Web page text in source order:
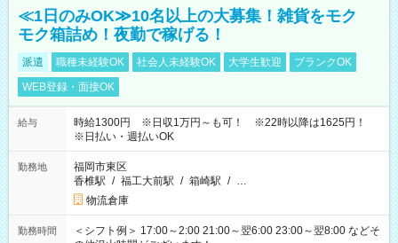
≪1日のみOK≫10名以上の大募集！雑貨をモク
モク箱詰め！夜勤で稼げる！
派遣 職種未経験OK 社会人未経験OK 大学生歓迎
ブランクOK
WEB登録・面接OK
給与
時給1300円 ※日収1万円～も可！ ※22時以降は1625円！
※日払い・週払いOK
勤務地
福岡市東区
香椎駅 / 福工大前駅 / 箱崎駅 / …
物流倉庫
勤務時間
＜シフト例＞ 17:00～2:00 21:00～翌6:00 23:00～翌8:00 などそ